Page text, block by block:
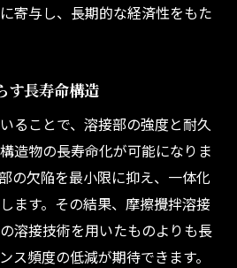
寄与し、長期的な経済性をもた
す長寿命構造
ることで、溶接部の強度と耐久
造物の長寿命化が可能になりま
の欠陥を最小限に抑え、一体化
ます。その結果、摩擦攪拌溶接
溶接技術を用いたものよりも長
ス頻度の低減が期待できます。